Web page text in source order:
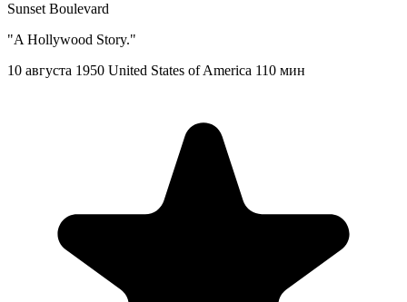
Sunset Boulevard
"A Hollywood Story."
10 августа 1950 United States of America 110 мин